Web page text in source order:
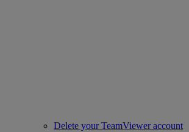
Delete your TeamViewer account